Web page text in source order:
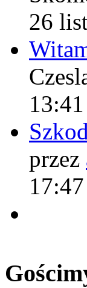
26
13:41
przez
17:47